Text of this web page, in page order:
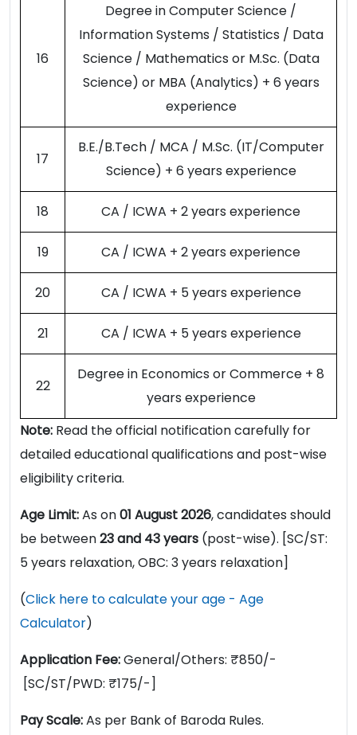
16
Degree in Computer Science /
Information Systems / Statistics / Data
Science / Mathematics or M.Sc. (Data
Science) or MBA (Analytics) + 6 years
experience
17
B.E./B.Tech / MCA / M.Sc. (IT/Computer
Science) + 6 years experience
18 CA / ICWA + 2 years experience
19 CA / ICWA + 2 years experience
20 CA / ICWA + 5 years experience
21 CA / ICWA + 5 years experience
22
Degree in Economics or Commerce + 8
years experience
Note: Read the official notification carefully for
detailed educational qualifications and post-wise
eligibility criteria.
Age Limit:As on01 August 2026, candidates should
be between23 and 43 years (post-wise). [SC/ST:
5 years relaxation, OBC: 3 years relaxation]
(Click here to calculate your age - Age
Calculator)
Application Fee:General/Others: ₹850/-
[SC/ST/PWD: ₹175/-]
Pay Scale:As per Bank of Baroda Rules.